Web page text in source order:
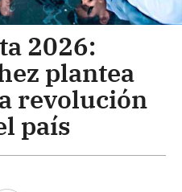
2026:
plantea
revolución
país